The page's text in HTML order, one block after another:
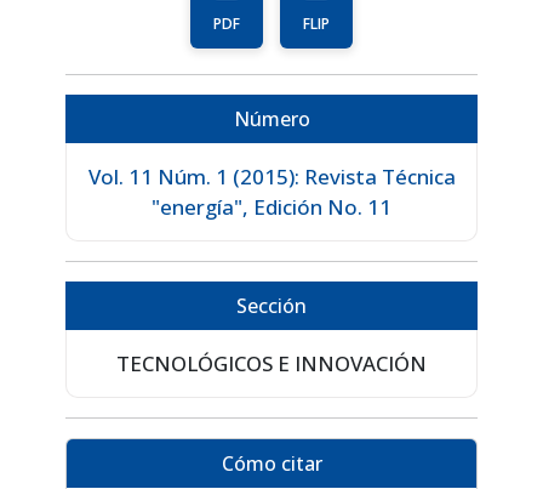
PDF FLIP
Número
Vol. 11 Núm. 1 (2015): Revista Técnica
"energía", Edición No. 11
Sección
TECNOLÓGICOS E INNOVACIÓN
Cómo citar